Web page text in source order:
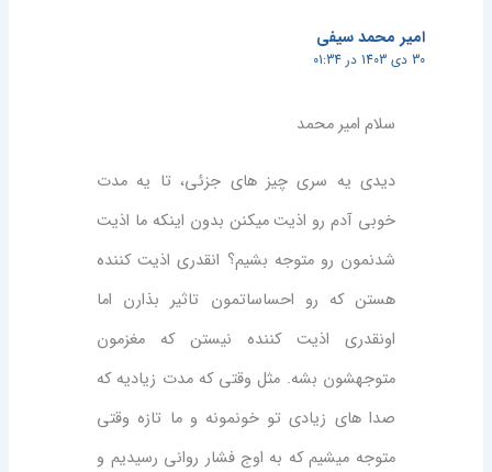
امیر محمد سیفی
30 دی 1403 در 01:34
سلام امیر محمد
دیدی یه سری چیز های جزئی، تا یه مدت
خوبی آدم رو اذیت میکنن بدون اینکه ما اذیت
شدنمون رو متوجه بشیم؟ انقدری اذیت کننده
هستن که رو احساساتمون تاثیر بذارن اما
اونقدری اذیت کننده نیستن که مغزمون
متوجهشون بشه. مثل وقتی که مدت زیادیه که
صدا های زیادی تو خونمونه و ما تازه وقتی
متوجه میشیم که به اوج فشار روانی رسیدیم و